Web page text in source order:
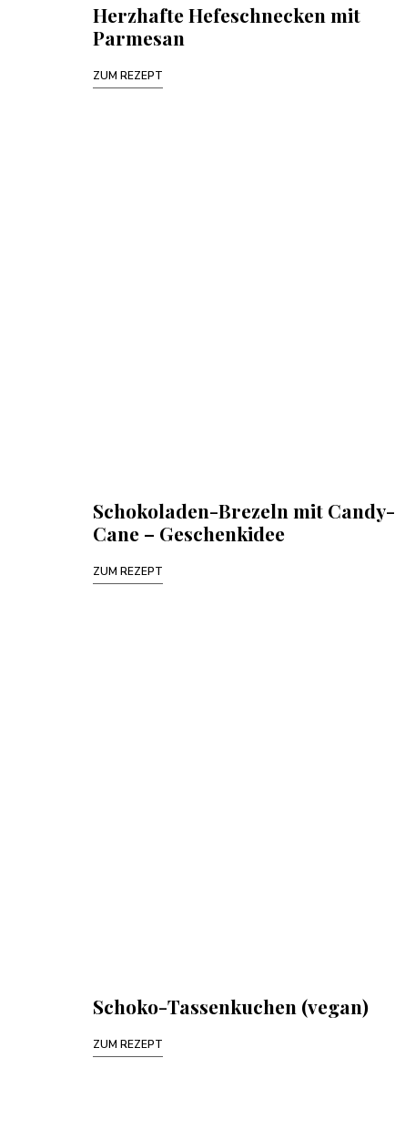
Herzhafte Hefeschnecken mit
Parmesan
ZUM REZEPT
Schokoladen-Brezeln mit Candy-
Cane – Geschenkidee
ZUM REZEPT
Schoko-Tassenkuchen (vegan)
ZUM REZEPT